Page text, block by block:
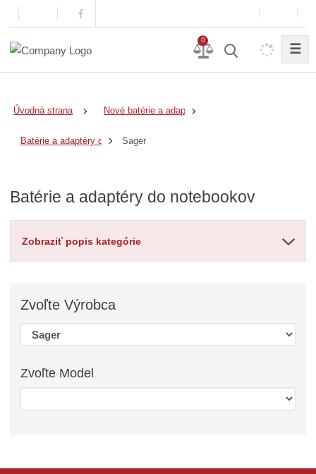
0
☰
Úvodná strana Nové batérie a adaptéry
Batérie a adaptéry do notebookov
Sager
Batérie a adaptéry do notebookov
Zobraziť popis kategórie
ZvoľteVýrobca
Zvoľte Model